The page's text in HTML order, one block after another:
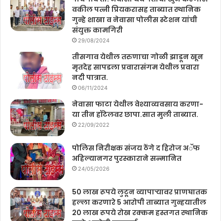
वकील पत्नी प्रियकरासह ताब्यात स्थानिक
गुन्हे शाखा व नेवासा पोलीस स्टेशन यांची
संयुक्त कामगिरी
29/08/2024
तीसगाव येथील तरुणाचा गोळी झाडून खून
मृतदेह सापडला प्रवारासंगम येथील प्रवारा
नदी पात्रात.
06/11/2024
नेवासा फाटा येथील वेश्याव्यवसाय करणा-
या तीन हॉटेलवर छापा.सात मुली ताब्यात.
22/09/2022
पोलिस निरीक्षक संजय ठेंगे द हिरोज अॅफ
अहिल्यानगर पुरस्काराने सन्मानित
24/05/2026
50 लाख रूपये लुटून व्यापाऱ्यावर प्राणघातक
हल्ला करणारे 5 आरोपी ताब्यात गुन्हयातील
20 लाख रूपये रोख रक्कम हस्तगत स्थानिक